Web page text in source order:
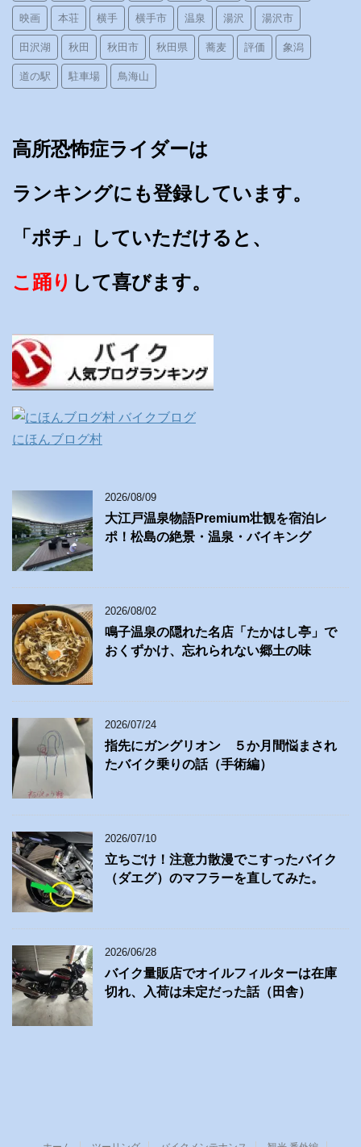
映画 本荘 横手 横手市 温泉 湯沢 湯沢市
田沢湖 秋田 秋田市 秋田県 蕎麦 評価 象潟
道の駅 駐車場 鳥海山
高所恐怖症ライダーは
ランキングにも登録しています。
「ポチ」していただけると、
こ踊り して喜びます。
にほんブログ村
2026/08/09
大江戸温泉物語Premium壮観を宿泊レ
ポ！松島の絶景・温泉・バイキング
2026/08/02
鳴子温泉の隠れた名店「たかはし亭」で
おくずかけ、忘れられない郷土の味
2026/07/24
指先にガングリオン ５か月間悩まされ
たバイク乗りの話（手術編）
2026/07/10
立ちごけ！注意力散漫でこすったバイク
（ダエグ）のマフラーを直してみた。
2026/06/28
バイク量販店でオイルフィルターは在庫
切れ、入荷は未定だった話（田舎）